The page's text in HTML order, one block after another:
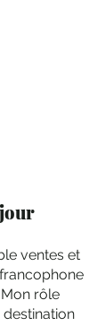
ventes et
Mon rôle